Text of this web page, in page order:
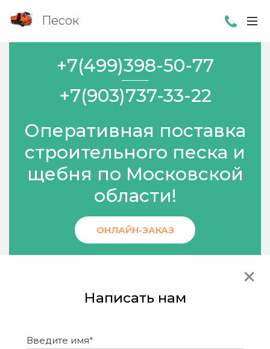
Песок
+7(499)398-50-77
+7(903)737-33-22
Оперативная поставка
строительного песка и
щебня по Московской
области!
ОНЛАЙН-ЗАКАЗ
Написать нам
Введите имя*